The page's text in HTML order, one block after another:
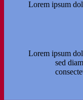
Lorem ipsum
Lorem ipsum
sed